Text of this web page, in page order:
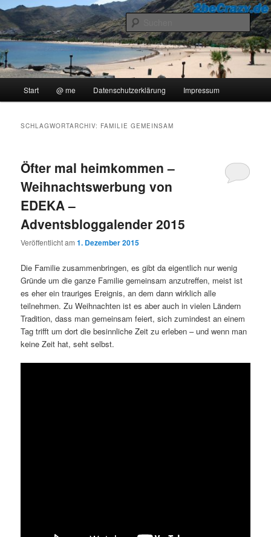
Zum
primären
Inhalt
springen
Zum
sekundären
Inhalt
springen2beCrazy
..::Ollis Blog::..
Start @ me Datenschutzerklärung Impressum
SCHLAGWORTARCHIV: FAMILIE GEMEINSAM
Öfter mal heimkommen –
Weihnachtswerbung von
EDEKA –
Adventsbloggalender 2015
Veröffentlicht am1. Dezember 2015
Die Familie zusammenbringen, es gibt da eigentlich nur wenig
Gründe um die ganze Familie gemeinsam anzutreffen, meist ist
es eher ein trauriges Ereignis, an dem dann wirklich alle
teilnehmen. Zu Weihnachten ist es aber auch in vielen Ländern
Tradition, dass man gemeinsam feiert, sich zumindest an einem
Tag trifft um dort die besinnliche Zeit zu erleben – und wenn man
keine Zeit hat, seht selbst.